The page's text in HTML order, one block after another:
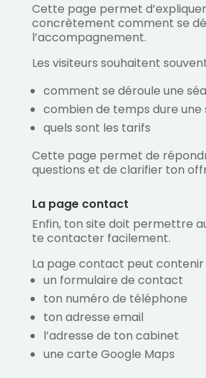
Cette page permet d’expliquer
concrètement comment se
l’accompagnement.
Les visiteurs souhaitent
comment se déroule une
combien de temps dure une
quels sont les tarifs
Cette page permet de
questions et de clarifier ton
La page contact
Enfin, ton site doit permettre
te contacter facilement.
La page contact peut contenir
un formulaire de contact
ton numéro de téléphone
ton adresse email
l’adresse de ton cabinet
une carte Google Maps